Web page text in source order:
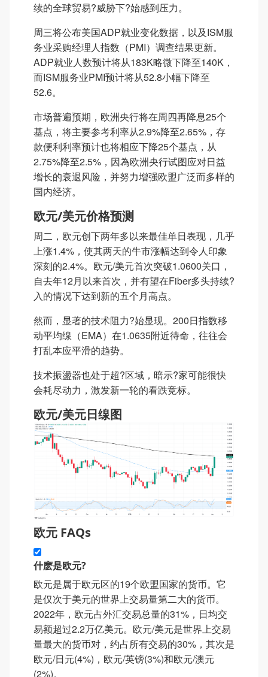
续的全球贸易?威胁下?始感到压力。
周三将公布美国ADP就业变化数据，以及ISM服
务业采购经理人指数（PMI）调查结果更新。
ADP就业人数预计将从183K略微下降至140K，
而ISM服务业PMI预计将从52.8小幅下降至
52.6。
市场普遍预期，欧洲央行将在周四再降息25个
基点，将主要参考利率从2.9%降至2.65%，存
款便利利率预计也将相应下降25个基点，从
2.75%降至2.5%，因為欧洲央行试图应对日益
增长的衰退风险，并努力增强欧盟广泛而多样的
国内经济。
欧元/美元价格预测
周二，欧元创下两年多以来最佳单日表现，几乎
上涨1.4%，使其两天的牛市涨幅达到令人印象
深刻的2.4%。欧元/美元首次突破1.0600关口，
自去年12月以来首次，并有望在Fiber多头持续?
入的情况下达到新的五个月高点。
然而，显著的技术阻力?始显现。200日指数移
动平均缐（EMA）在1.0635附近待命，往往会
打乱本应平滑的趋势。
技术振盪器也处于超?区域，暗示?家可能很快
会耗尽动力，激发新一轮的看跌竞标。
欧元/美元日缐图
欧元 FAQs
什麽是欧元?
欧元是属于欧元区的19个欧盟国家的货币。它
是仅次于美元的世界上交易量第二大的货币。
2022年，欧元占外汇交易总量的31%，日均交
易额超过2.2万亿美元。欧元/美元是世界上交易
量最大的货币对，约占所有交易的30%，其次是
欧元/日元(4%)，欧元/英镑(3%)和欧元/澳元
(2%)。